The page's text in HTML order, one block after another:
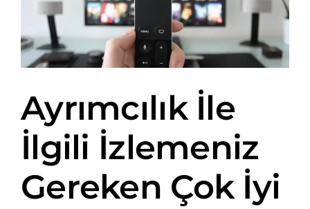
Ayrımcılık İle
İlgili İzlemeniz
Gereken Çok İyi